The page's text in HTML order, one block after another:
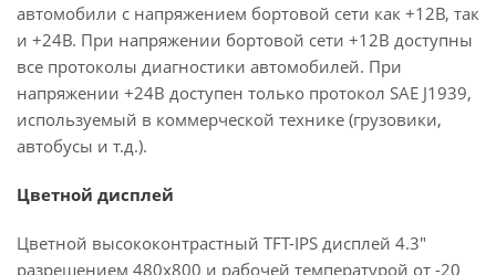
автомобили с напряжением бортовой сети как +12В, так
и +24В. При напряжении бортовой сети +12В доступны
все протоколы диагностики автомобилей. При
напряжении +24В доступен только протокол SAE J1939,
используемый в коммерческой технике (грузовики,
автобусы и т.д.).
Цветной дисплей
Цветной высококонтрастный TFT-IPS дисплей 4.3"
разрешением 480х800 и рабочей температурой от -20